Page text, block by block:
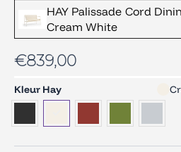
HAY Palissade Cord
Cream White
€839,00
Kleur Hay
HAY
Palissade
Dining
Bench